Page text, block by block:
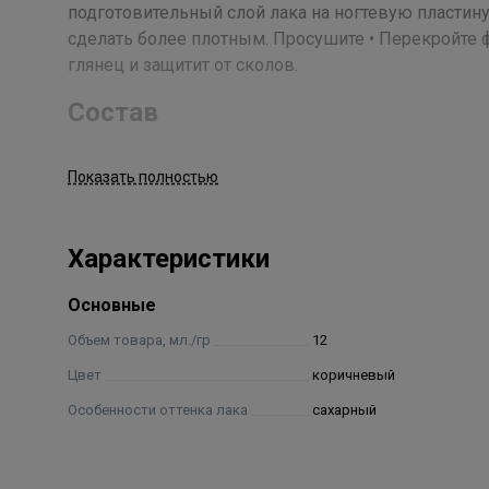
подготовительный слой лака на ногтевую
сделать более плотным. Просушите •
глянец и защитит от сколов.
Состав
Ангидрида, Ацетилтрибутилцитрат,
Кислота, Слюда, Полиуретан, Полиэтилен,
Styrene/Acrylates Copolimer, Acrylates Copolymer,
Alcohol, Polyvinyl Butyral, Diacetone Alcohol,
Polyethylene, Polypropylene, Aluminium Powder,
Показать полностью
Характеристики
Основные
Объем товара, мл./гр 12
Цвет коричневый
Особенности оттенка лака сахарный